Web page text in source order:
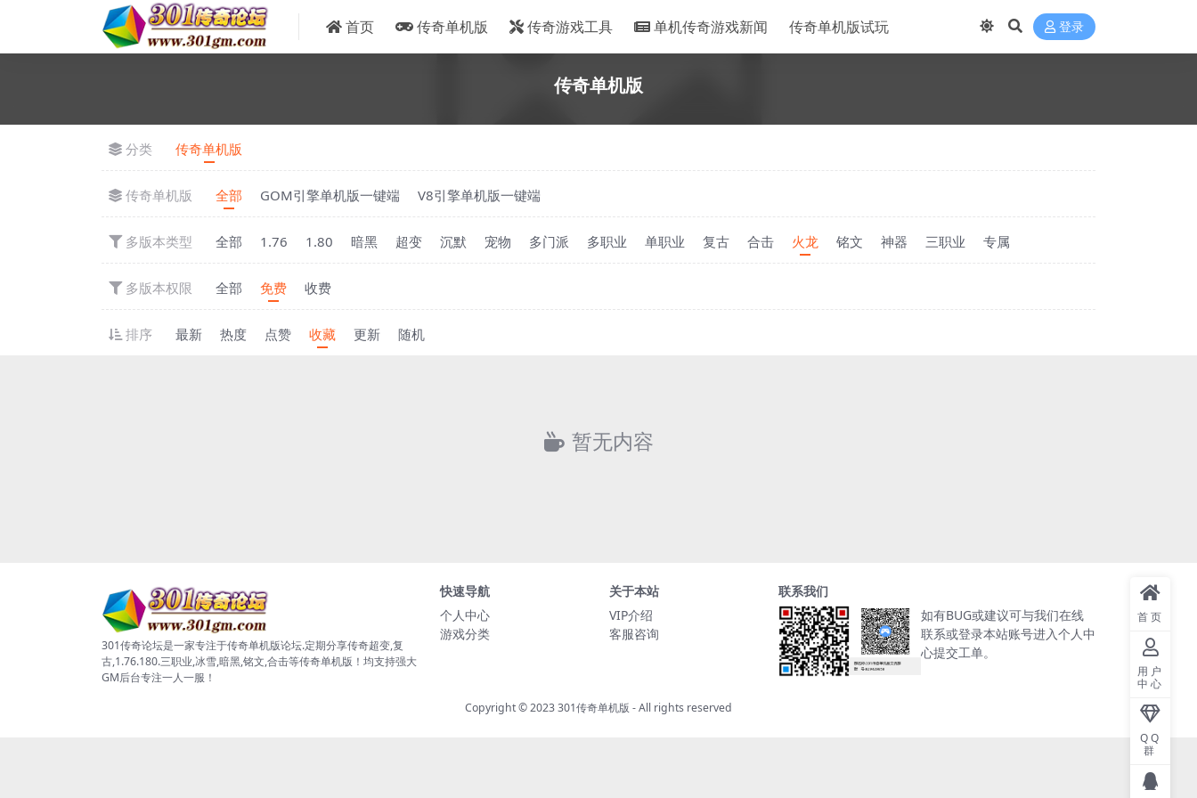
首页 传奇单机版 传奇游戏工具 单机传奇游戏新闻 传奇单机版试玩 登录
传奇单机版
分类 传奇单机版
传奇单机版 全部 GOM引擎单机版一键端 V8引擎单机版一键端
多版本类型 全部 1.76 1.80 暗黑 超变 沉默 宠物 多门派 多职业 单职业 复古 合击 火龙 铭文 神器 三职业 专属
多版本权限 全部 免费 收费
排序 最新 热度 点赞 收藏 更新 随机
暂无内容
301传奇论坛是一家专注于传奇单机版论坛.定期分享传奇超变,复
古,1.76.180.三职业,冰雪,暗黑,铭文,合击等传奇单机版！均支持强大
GM后台专注一人一服！
快速导航
个人中心
游戏分类
关于本站
VIP介绍
客服咨询
联系我们
如有BUG或建议可与我们在线
联系或登录本站账号进入个人中
心提交工单。
Copyright © 2023301传奇单机版 - All rights reserved
首页
用户
中心
QQ
群